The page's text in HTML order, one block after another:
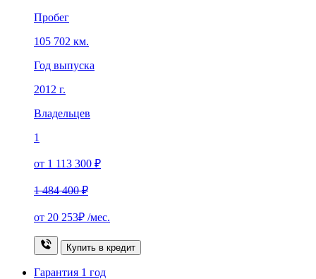
Пробег
105 702 км.
Год выпуска
2012 г.
Владельцев
1
от 1 113 300 ₽
1 484 400 ₽
от 20 253₽ /мес.
Купить в кредит
Гарантия 1 год